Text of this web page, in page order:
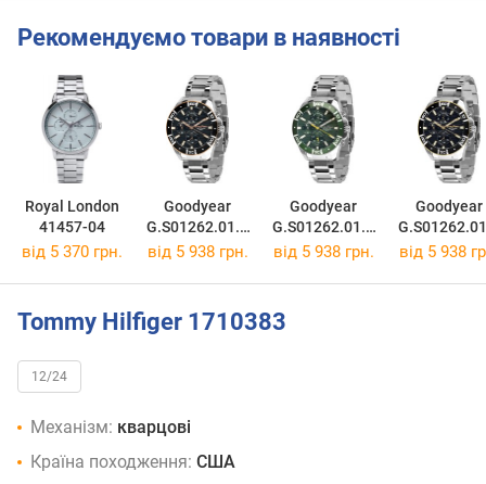
Рекомендуємо товари в наявності
Royal London
41457-04
Goodyear
G.S01262.01.0
3
Goodyear
G.S01262.01.0
4
Goodyear
5
від 5 370 грн. від 5 938 грн. від 5 938 грн. від 5 938
Tommy Hilfiger 1710383
12/24
Механізм: кварцові
Країна походження: США